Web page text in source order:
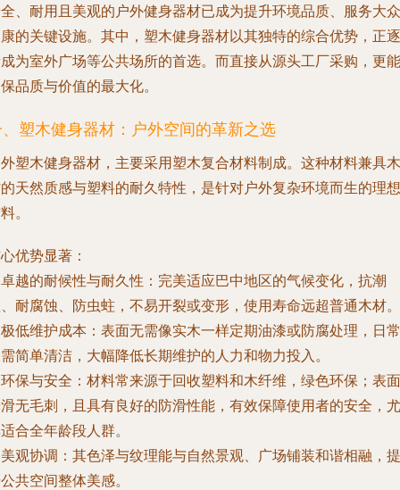
、耐用且美观的户外健身器材已成为提升环境品质、服务大众
的关键设施。其中，塑木健身器材以其独特的综合优势，正逐
为室外广场等公共场所的首选。而直接从源头工厂采购，更能
品质与价值的最大化。
塑木健身器材：户外空间的革新之选
塑木健身器材，主要采用塑木复合材料制成。这种材料兼具木
天然质感与塑料的耐久特性，是针对户外复杂环境而生的理想
。
优势显著：
卓越的耐候性与耐久性 ：完美适应巴中地区的气候变化，抗潮
耐腐蚀、防虫蛀，不易开裂或变形，使用寿命远超普通木材。
极低维护成本 ：表面无需像实木一样定期油漆或防腐处理，日常
简单清洁，大幅降低长期维护的人力和物力投入。
环保与安全 ：材料常来源于回收塑料和木纤维，绿色环保；表面
无毛刺，且具有良好的防滑性能，有效保障使用者的安全，尤
合全年龄段人群。
美观协调 ：其色泽与纹理能与自然景观、广场铺装和谐相融，提
共空间整体美感。